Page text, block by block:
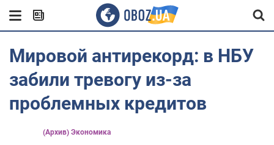
Мировой антирекорд: в НБУ
забили тревогу из-за
проблемных кредитов
(Архив) Экономика